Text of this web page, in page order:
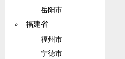
岳阳市
福建省
福州市
宁德市